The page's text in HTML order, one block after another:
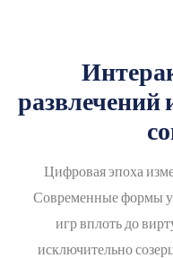
развлечений
Цифровая эпоха
Современные формы
игр вплоть до
исключительно